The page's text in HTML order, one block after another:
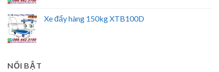
Xe đẩy hàng 150kg XTB100D
NỔI BẬT